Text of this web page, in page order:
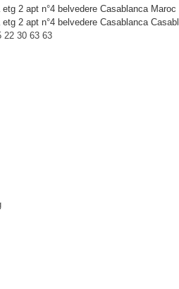
2 apt n°4 belvedere Casablanca Maroc
2 apt n°4 belvedere Casablanca
22 30 63 63